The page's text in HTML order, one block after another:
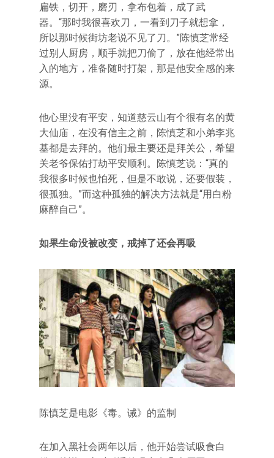
扁铁，切开，磨刃，拿布包着，成了武
器。“那时我很喜欢刀，一看到刀子就想拿，
所以那时候街坊老说不见了刀。”陈慎芝常经
过别人厨房，顺手就把刀偷了，放在他经常出
入的地方，准备随时打架，那是他安全感的来
源。
他心里没有平安，知道慈云山有个很有名的黄
大仙庙，在没有信主之前，陈慎芝和小弟李兆
基都是去拜的。他们最主要还是拜关公，希望
关老爷保佑打劫平安顺利。陈慎芝说：“真的
我很多时候也怕死，但是不敢说，还要假装，
很孤独。”而这种孤独的解决方法就是“用白粉
麻醉自己”。
如果生命没被改变，戒掉了还会再吸
陈慎芝是电影《毒。诫》的监制
在加入黑社会两年以后，他开始尝试吸食白